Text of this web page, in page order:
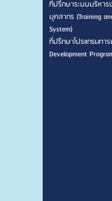
ที่ปรึกษาระบบบริหา
บุคลากร (Training
System)
ที่ปรึกษาโปรแกรมก
Development